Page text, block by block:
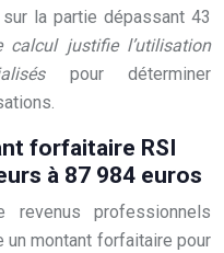
sur la partie dépassant 43
calcul justifie l’utilisation
pour déterminer
forfaitaire RSI
à 87 984 euros
professionnels
un montant forfaitaire pour